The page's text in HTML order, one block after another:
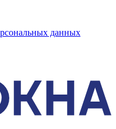
данных